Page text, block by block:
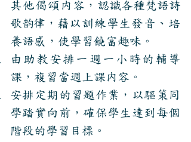
其他偈頌内 容，認識各種梵語詩
歌韵律， 藉以訓練學生發音、培
養語感， 使學習饒富趣味。
由助教安排一週一小時的輔導
課，複習當週上課内容。
安排定期的習題作業，以驅策同
學踏實向前，確保學生達到每個
階段的學習目標。